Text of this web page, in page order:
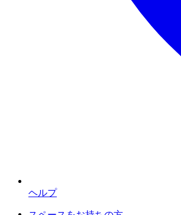
ヘルプ